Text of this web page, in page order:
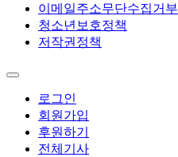
이메일주소무단수집거부
청소년보호정책
저작권정책
로그인
회원가입
후원하기
전체기사